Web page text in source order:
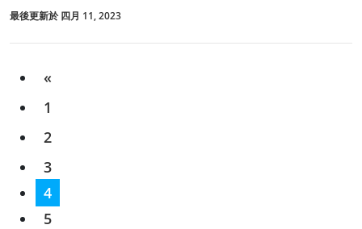
最後更新於 四月 11, 2023
«
1
2
3
4
5